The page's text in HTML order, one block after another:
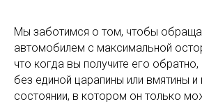
Мы заботимся о том, чтобы
автомобилем с максимальной
что когда вы получите его обратно,
без единой царапины или вмятины
состоянии, в котором он только